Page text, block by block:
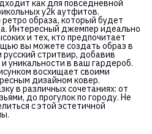
как для повседневной
y2k аутфитов.
образа, который будет
Интересный джемпер идеально
и тех, кто предпочитает
вы можете создать образ в
русский стритвир, добавив
уникальности в ваш гардероб.
восхищает своими
дизайном ковер.
в различных сочетаниях: от
до прогулок по городу. Не
с этой эстетичной